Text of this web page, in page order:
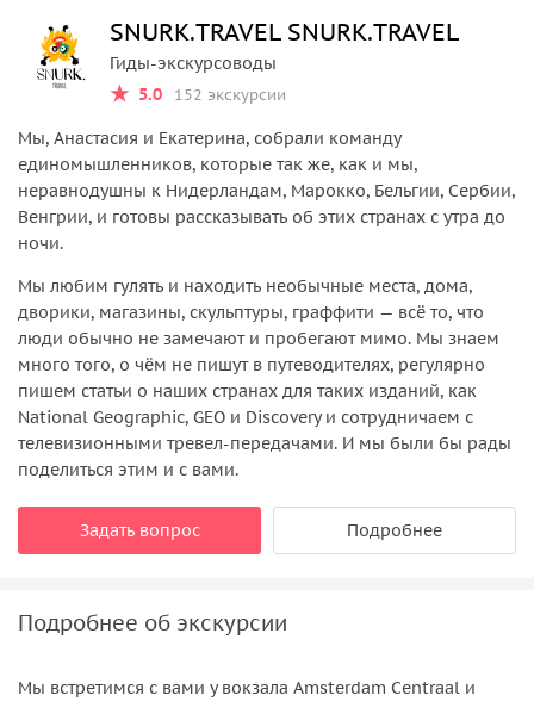
SNURK.TRAVEL SNURK.TRAVEL
Гиды-экскурсоводы
5.0
152 экскурсии
Мы, Анастасия и Екатерина, собрали команду
единомышленников, которые так же, как и мы,
неравнодушны к Нидерландам, Марокко, Бельгии, Сербии,
Венгрии, и готовы рассказывать об этих странах с утра до
ночи.
Мы любим гулять и находить необычные места, дома,
дворики, магазины, скульптуры, граффити — всё то, что
люди обычно не замечают и пробегают мимо. Мы знаем
много того, о чём не пишут в путеводителях, регулярно
пишем статьи о наших странах для таких изданий, как
National Geographic, GEO и Discovery и сотрудничаем с
телевизионными тревел-передачами. И мы были бы рады
поделиться этим и с вами.
Задать вопрос Подробнее
Подробнее об экскурсии
Мы встретимся с вами у вокзала Amsterdam Centraal и